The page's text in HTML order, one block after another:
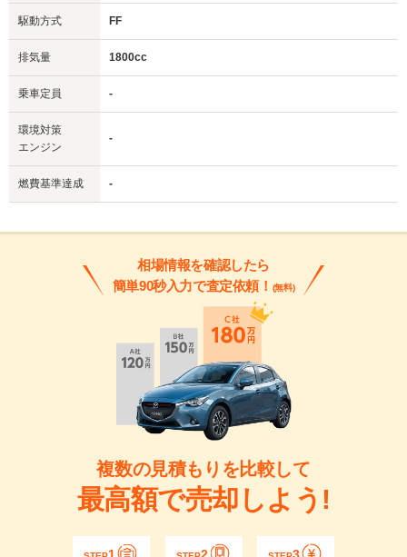
駆動方式 FF
排気量 1800cc
乗車定員 -
環境対策
エンジン
-
燃費基準達成 -
相場情報を確認したら
簡単90秒入力で査定依頼！ (無料)
複数の見積もりを比較して
最高額で売却しよう!
1 2 3